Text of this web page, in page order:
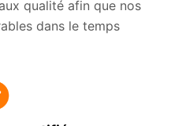
qualité afin que nos
dans le temps